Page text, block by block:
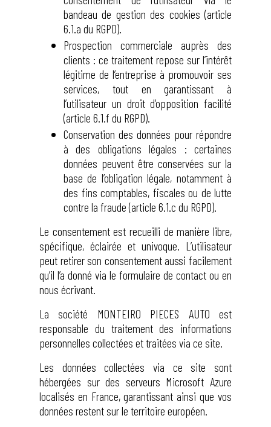
bandeau de gestion des cookies (article
6.1.a du RGPD).
Prospection commerciale auprès des
clients : ce traitement repose sur l’intérêt
légitime de l’entreprise à promouvoir ses
services, tout en garantissant à
l’utilisateur un droit d’opposition facilité
(article 6.1.f du RGPD).
Conservation des données pour répondre
à des obligations légales : certaines
données peuvent être conservées sur la
base de l’obligation légale, notamment à
des fins comptables, fiscales ou de lutte
contre la fraude (article 6.1.c du RGPD).
Le consentement est recueilli de manière libre,
spécifique, éclairée et univoque. L’utilisateur
peut retirer son consentement aussi facilement
qu’il l’a donné via le formulaire de contact ou en
nous écrivant.
La société MONTEIRO PIECES AUTO est
responsable du traitement des informations
personnelles collectées et traitées via ce site.
Les données collectées via ce site sont
hébergées sur des serveurs Microsoft Azure
localisés en France, garantissant ainsi que vos
données restent sur le territoire européen.